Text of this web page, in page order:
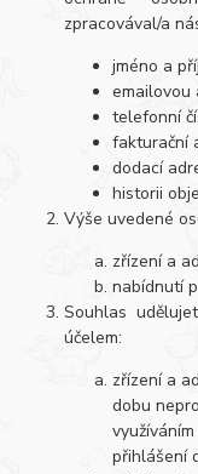
zpracovával/a
jméno a
emailovou
telefonní
fakturační
dodací
historii
Výše uvedené
zřízení a
nabídnutí
Souhlas
účelem:
zřízení a
dobu
přihlášení